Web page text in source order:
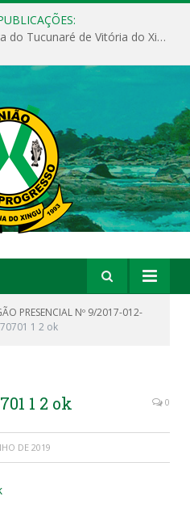
4º Torneio de Pesca Esportiva do Tucunaré de Vitória do Xingu
PRESENCIAL Nº 9/2017-012-
1 2 ok
1 2 ok 0
DE 2019